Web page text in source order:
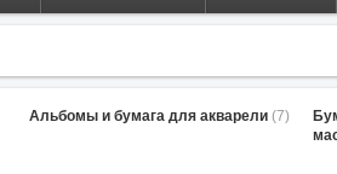
Альбомы и бумага для акварели (7)